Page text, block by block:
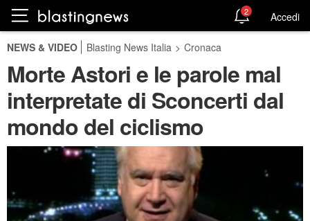
2 Accedi
NEWS & VIDEO Blasting News Italia > Cronaca
Morte Astori e le parole mal
interpretate di Sconcerti dal
mondo del ciclismo